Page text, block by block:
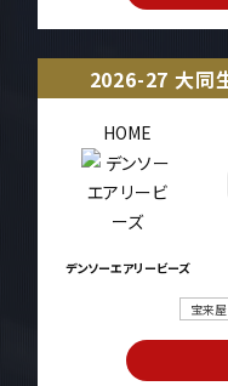
2026-27 大同
HOME
デンソーエアリービーズ
宝来